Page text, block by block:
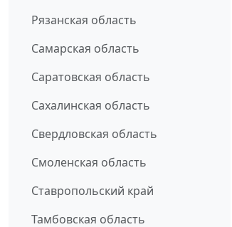
Рязанская область
Самарская область
Саратовская область
Сахалинская область
Свердловская область
Смоленская область
Ставропольский край
Тамбовская область